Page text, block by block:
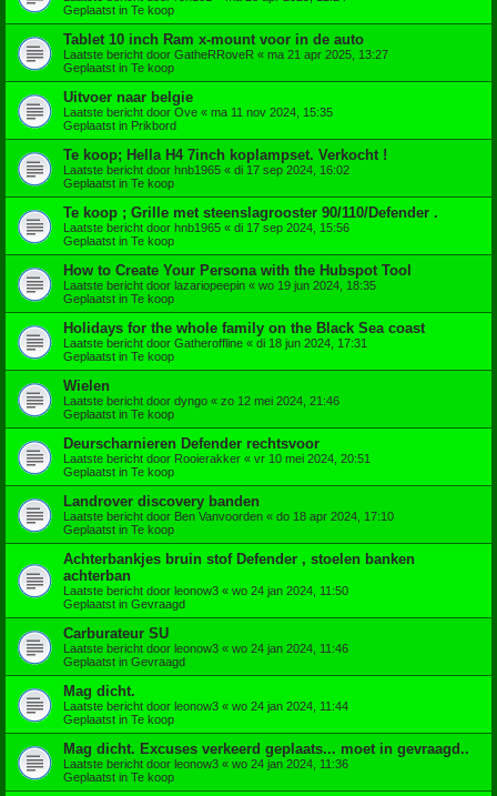
Geplaatst in Te koop
Tablet 10 inch Ram x-mount voor in de auto
Laatste bericht door GatheRRoveR « ma 21 apr 2025, 13:27
Geplaatst in Te koop
Uitvoer naar belgie
Laatste bericht door Ove « ma 11 nov 2024, 15:35
Geplaatst in Prikbord
Te koop; Hella H4 7inch koplampset. Verkocht !
Laatste bericht door hnb1965 « di 17 sep 2024, 16:02
Geplaatst in Te koop
Te koop ; Grille met steenslagrooster 90/110/Defender .
Laatste bericht door hnb1965 « di 17 sep 2024, 15:56
Geplaatst in Te koop
How to Create Your Persona with the Hubspot Tool
Laatste bericht door lazariopeepin « wo 19 jun 2024, 18:35
Geplaatst in Te koop
Holidays for the whole family on the Black Sea coast
Laatste bericht door Gatheroffline « di 18 jun 2024, 17:31
Geplaatst in Te koop
Wielen
Laatste bericht door dyngo « zo 12 mei 2024, 21:46
Geplaatst in Te koop
Deurscharnieren Defender rechtsvoor
Laatste bericht door Rooierakker « vr 10 mei 2024, 20:51
Geplaatst in Te koop
Landrover discovery banden
Laatste bericht door Ben Vanvoorden « do 18 apr 2024, 17:10
Geplaatst in Te koop
Achterbankjes bruin stof Defender , stoelen banken
achterban
Laatste bericht door leonow3 « wo 24 jan 2024, 11:50
Geplaatst in Gevraagd
Carburateur SU
Laatste bericht door leonow3 « wo 24 jan 2024, 11:46
Geplaatst in Gevraagd
Mag dicht.
Laatste bericht door leonow3 « wo 24 jan 2024, 11:44
Geplaatst in Te koop
Mag dicht. Excuses verkeerd geplaats... moet in gevraagd..
Laatste bericht door leonow3 « wo 24 jan 2024, 11:36
Geplaatst in Te koop